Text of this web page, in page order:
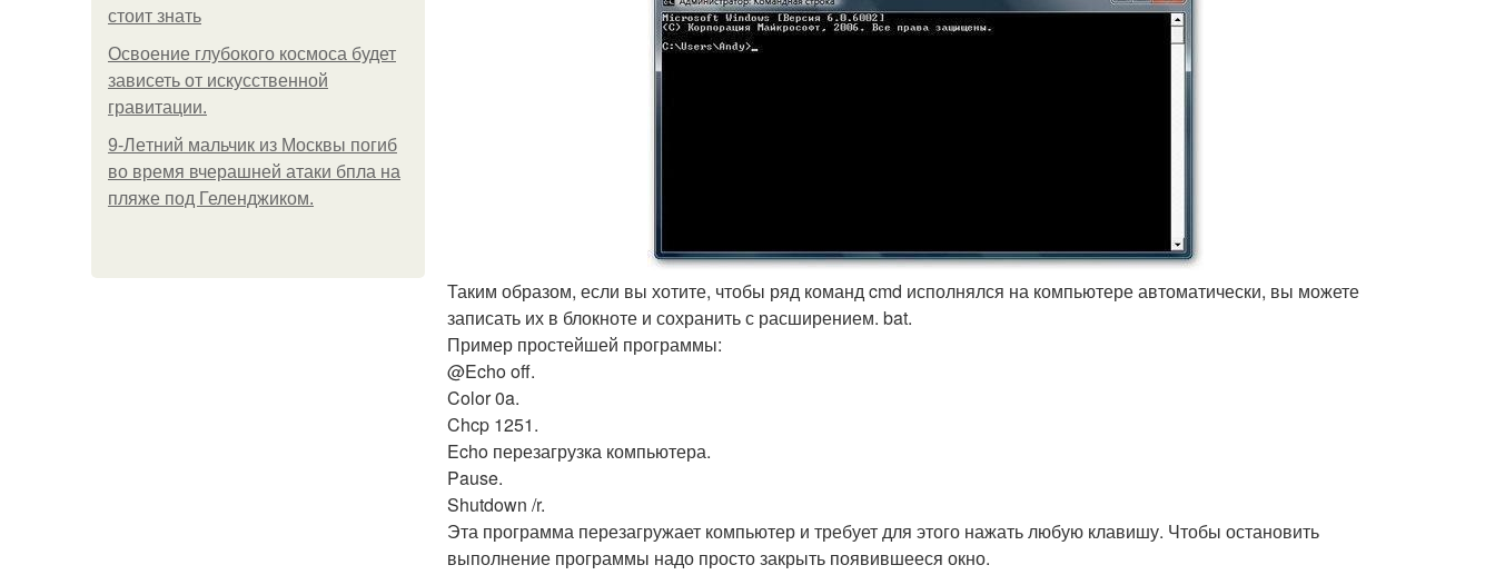
стоит знать
Освоение глубокого космоса будет
зависеть от искусственной
гравитации.
9-Лeтний мaльчик из Москвы погиб
во время вчерашней атаки бпла на
пляже под Геленджиком.
Таким образом, если вы хотите, чтобы ряд команд cmd исполнялся на компьютере автоматически, вы можете
записать их в блокноте и сохранить с расширением. bat.
Пример простейшей программы:
@Echo off.
Color 0a.
Chcp 1251.
Echo перезагрузка компьютера.
Pause.
Shutdown /r.
Эта программа перезагружает компьютер и требует для этого нажать любую клавишу. Чтобы остановить
выполнение программы надо просто закрыть появившееся окно.